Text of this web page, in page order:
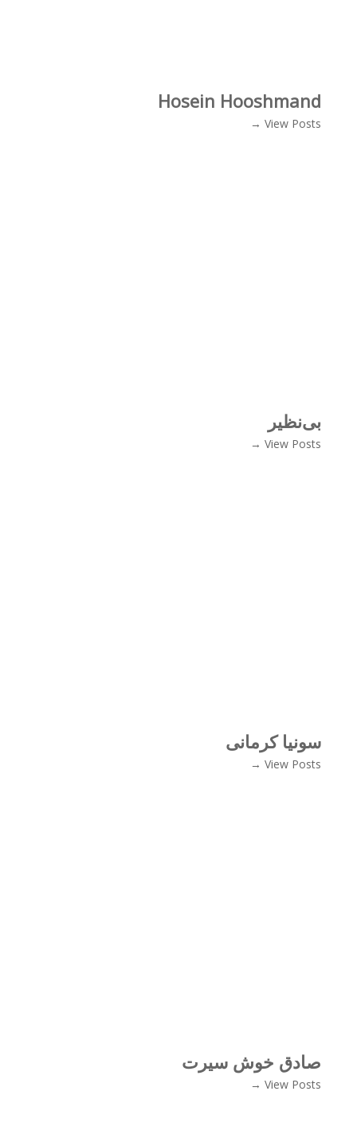
Hosein Hooshmand
View Posts →
بی‌نظیر
View Posts →
سونیا کرمانی
View Posts →
صادق خوش سیرت
View Posts →